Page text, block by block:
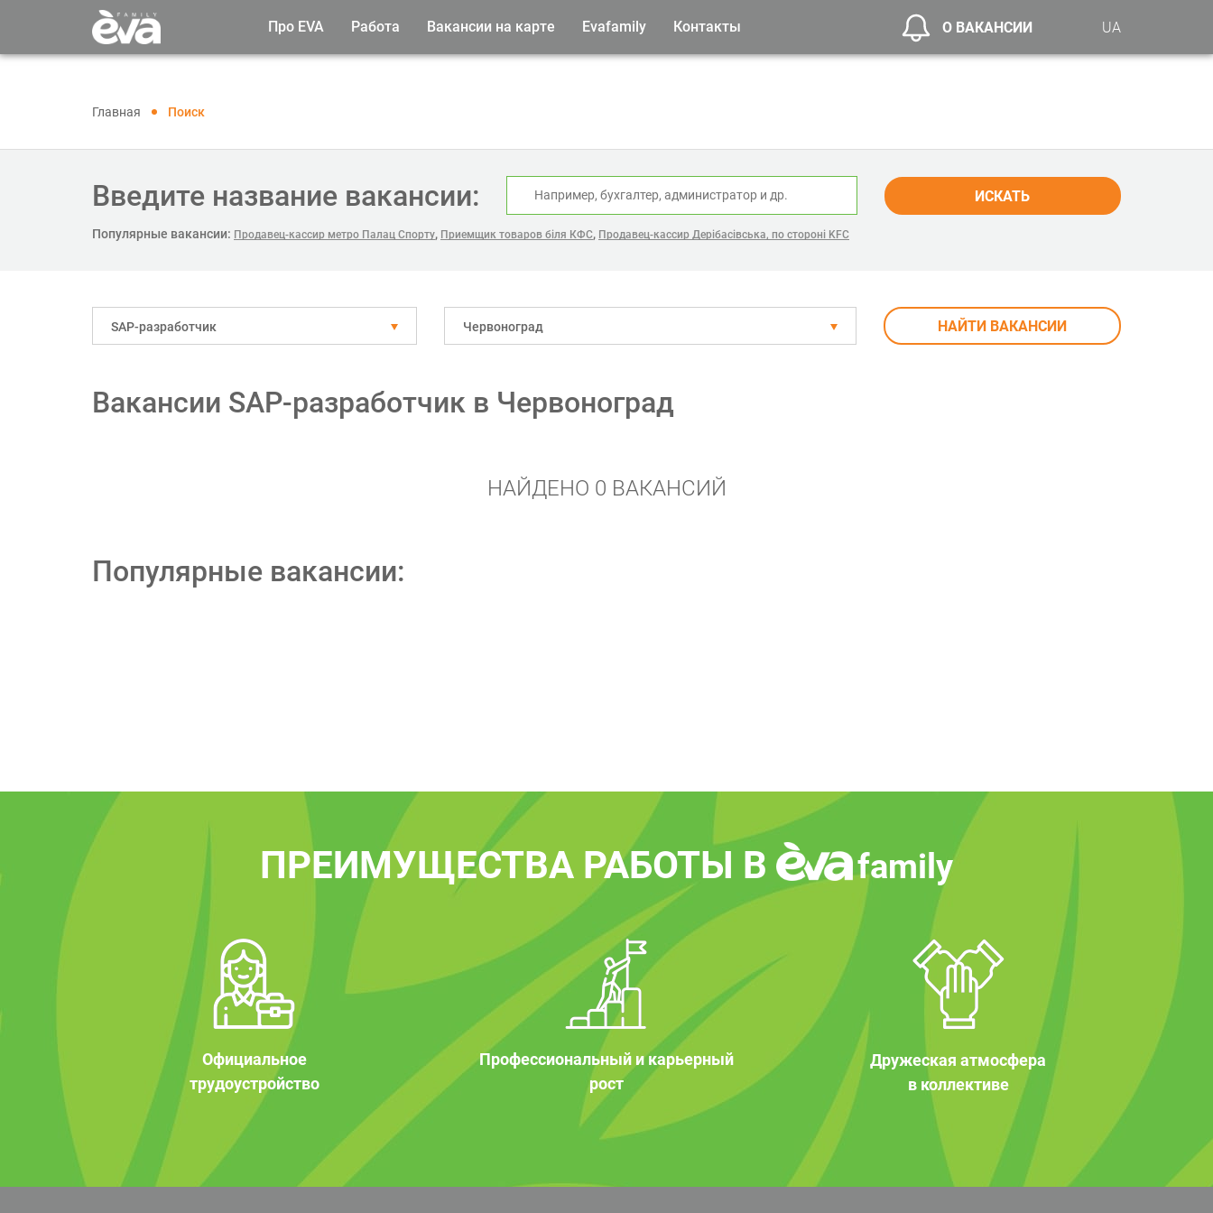
Про EVA Работа Вакансии на карте Evafamily Контакты О ВАКАНСИИ UA
Главная Поиск
Введите название вакансии: ИСКАТЬ
Популярные вакансии: Продавец-кассир метро Палац Спорту, Приемщик товаров біля КФС, Продавец-кассир Дерібасівська, по стороні KFC
SAP-разработчик Червоноград НАЙТИ ВАКАНСИИ
Вакансии SAP-разработчик в Червоноград
НАЙДЕНО 0 ВАКАНСИЙ
Популярные вакансии:
ПРЕИМУЩЕСТВА РАБОТЫ В family
Официальное
трудоустройство
Профессиональный и карьерный
рост
Дружеская атмосфера
в коллективе